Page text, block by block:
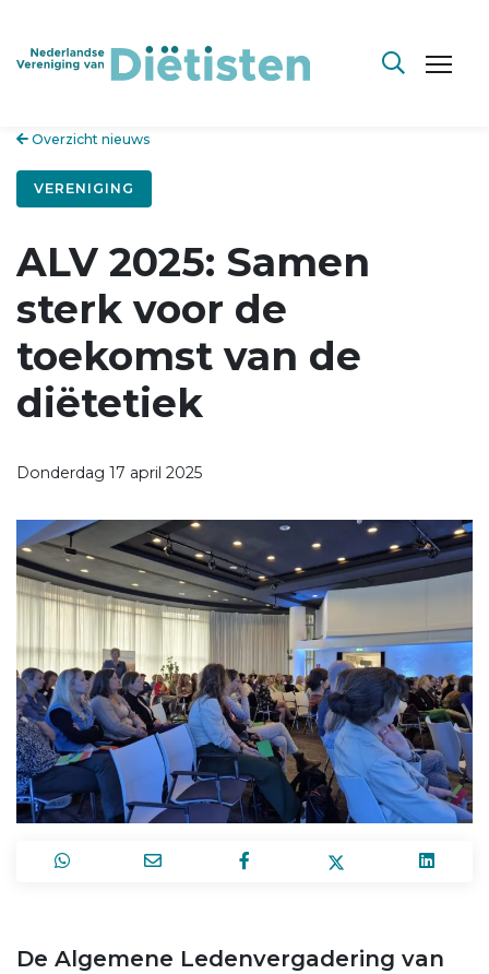
Overzicht nieuws
VERENIGING
ALV 2025: Samen
sterk voor de
toekomst van de
diëtetiek
Donderdag 17 april 2025
De Algemene Ledenvergadering van